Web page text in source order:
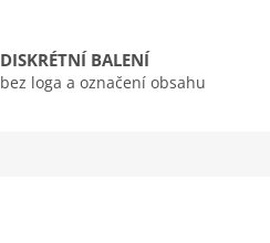
DISKRÉTNÍ BALENÍ
bez loga a označení obsahu